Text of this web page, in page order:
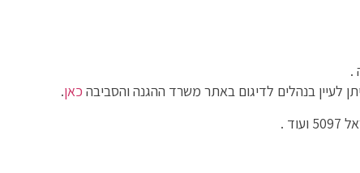
.
לעיין בנהלים לדיגום באתר משרד ההגנה והסביבה כאן.